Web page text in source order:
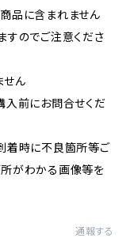
品に含まれません
すのでご注意くださ
せん
入前にお問合せくだ
着時に不良箇所等ご
がわかる画像等を
通報する